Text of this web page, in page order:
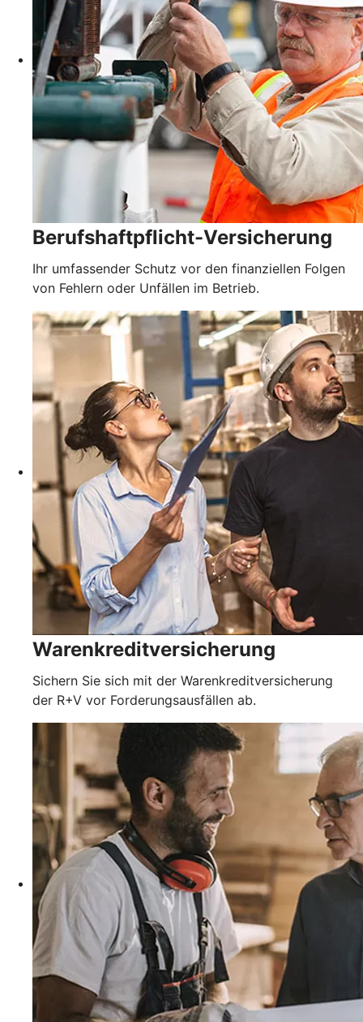
Berufshaftpflicht-Versicherung
Ihr umfassender Schutz vor den finanziellen Folgen
von Fehlern oder Unfällen im Betrieb.
Warenkreditversicherung
Sichern Sie sich mit der Warenkreditversicherung
der R+V vor Forderungsausfällen ab.